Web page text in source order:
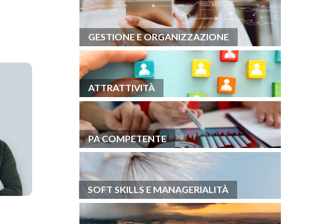
GESTIONE E ORGANIZZAZIONE
ATTRATTIVITÀ
PA COMPETENTE
SOFT SKILLS E MANAGERIALITÀ